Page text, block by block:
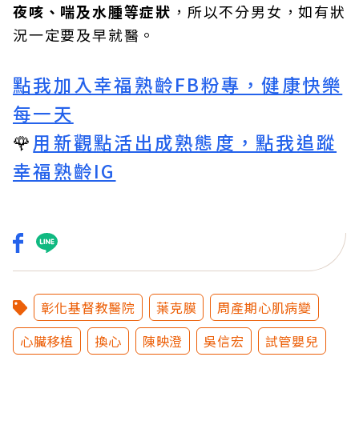
夜咳、喘及水腫等症狀 ，所以不分男女，如有狀
況一定要及早就醫。
點我加入幸福熟齡FB粉專，健康快樂
每一天
🌹用新觀點活出成熟態度，點我追蹤
幸福熟齡IG
彰化基督教醫院 葉克膜
周產期心肌病變
心臟移植
換心 陳映澄 吳信宏 試管嬰兒